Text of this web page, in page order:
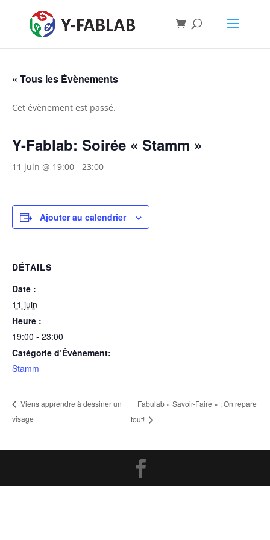
« Tous les Évènements
Cet évènement est passé.
Y-Fablab: Soirée « Stamm »
11 juin @ 19:00 - 23:00
Ajouter au calendrier
DÉTAILS
Date :
11 juin
Heure :
19:00 - 23:00
Catégorie d’Évènement:
Stamm
Viens apprendre à dessiner un
visage
Fabulab « Savoir-Faire » : On repare
tout!